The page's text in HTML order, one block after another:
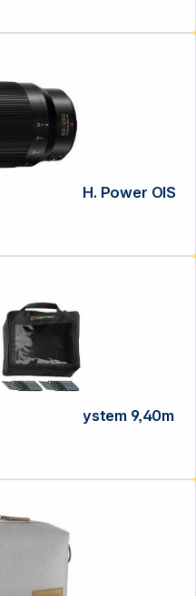
Panasonic 2,8-4,0/50-200 DG Leica ASPH. Power OIS